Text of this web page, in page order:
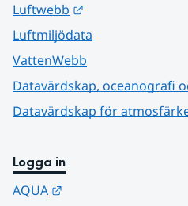
Luftwebb
Luftmiljödata
VattenWebb
Datavärdskap, oceanografi
Datavärdskap för
Logga in
AQUA